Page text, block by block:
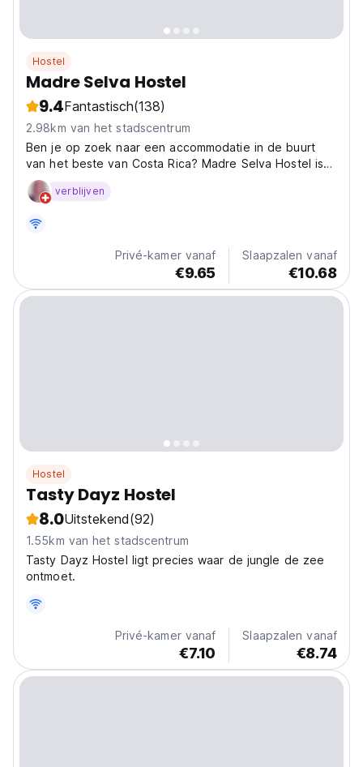
Hostel
Madre Selva Hostel
9.4Fantastisch(138)
2.98km van het stadscentrum
Ben je op zoek naar een accommodatie in de buurt
van het beste van Costa Rica? Madre Selva Hostel is
de ideale accommodatie voor reizigers in Puerto Viejo.
verblijven
Privé-kamer vanaf
€9.65
Slaapzalen vanaf
€10.68
Hostel
Tasty Dayz Hostel
8.0Uitstekend(92)
1.55km van het stadscentrum
Tasty Dayz Hostel ligt precies waar de jungle de zee
ontmoet.
Privé-kamer vanaf
€7.10
Slaapzalen vanaf
€8.74